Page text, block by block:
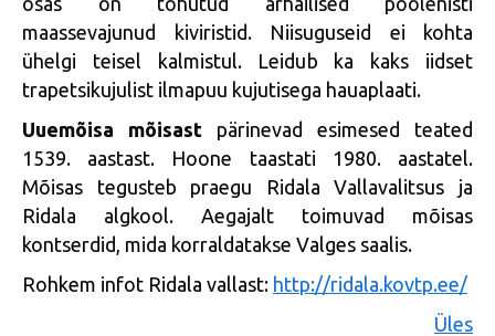
maassevajunud kiviristid. Niisuguseid ei kohta
ühelgi teisel kalmistul. Leidub ka kaks iidset
trapetsikujulist ilmapuu kujutisega hauaplaati.
Uuemõisa mõisast pärinevad esimesed teated
1539. aastast. Hoone taastati 1980. aastatel.
Mõisas tegusteb praegu Ridala Vallavalitsus ja
Ridala algkool. Aegajalt toimuvad mõisas
kontserdid, mida korraldatakse Valges saalis.
Rohkem infot Ridala vallast: http://ridala.kovtp.ee/
Üles